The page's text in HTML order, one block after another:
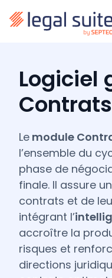
Logiciel
Contrats
Le module
l’ensemble du
phase de
finale. Il assure
contrats et de
intégrant l’
accroître la
risques et
directions